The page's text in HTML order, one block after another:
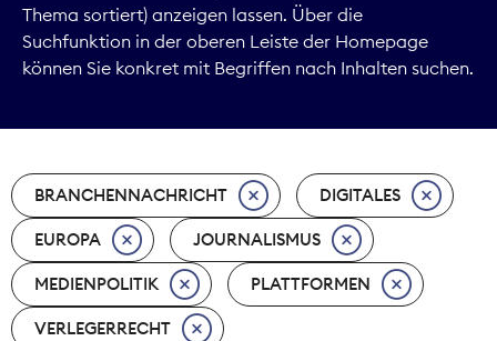
Kommunikation
Marktdaten
Nachhaltigkeit
Nachwuchs
Nova Award
Thema sortiert) anzeigen lassen. Über die
Suchfunktion in der oberen Leiste der Homepage
können Sie konkret mit Begriffen nach Inhalten suchen.
BRANCHENNACHRICHT DIGITALES
EUROPA JOURNALISMUS
MEDIENPOLITIK PLATTFORMEN
VERLEGERRECHT